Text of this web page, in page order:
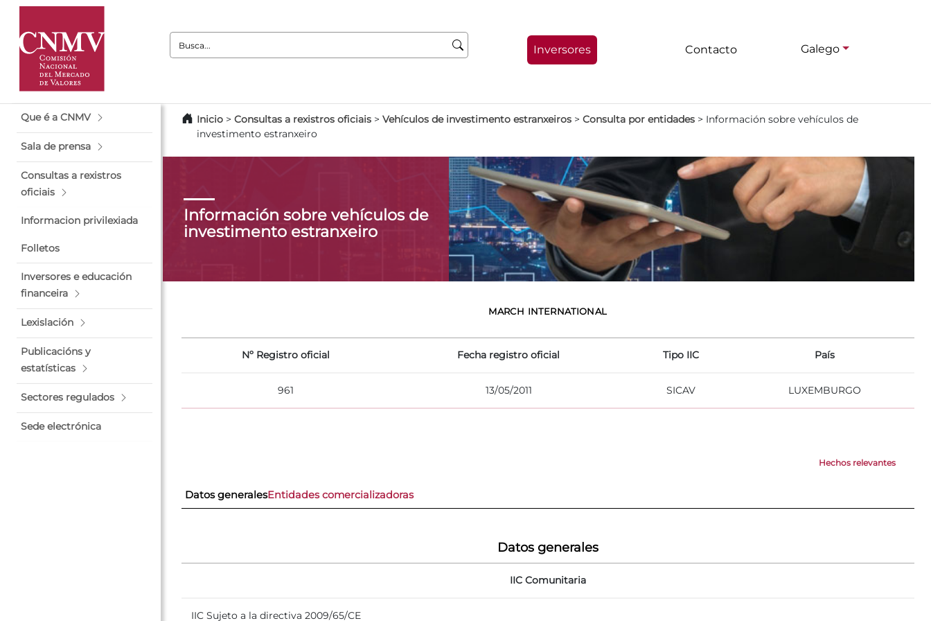
Busca:
Inversores Contacto Galego
Que é a CNMV
Sala de prensa
Consultas a rexistros
oficiais
Informacion privilexiada
Folletos
Inversores e educación
financeira
Lexislación
Publicacións y
estatísticas
Sectores regulados
Sede electrónica
Inicio > Consultas a rexistros oficiais > Vehículos de investimento estranxeiros > Consulta por entidades > Información sobre vehículos de
investimento estranxeiro
Información sobre vehículos de
investimento estranxeiro
MARCH INTERNATIONAL
Nº Registro oficial Fecha registro oficial Tipo IIC País
961 13/05/2011 SICAV LUXEMBURGO
Hechos relevantes
Datos generalesEntidades comercializadoras
Datos generales
IIC Comunitaria
IIC Sujeto a la directiva 2009/65/CE